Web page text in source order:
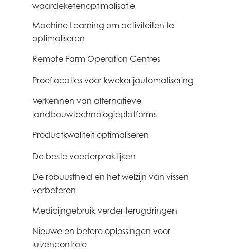
waardeketenoptimalisatie
Machine Learning om activiteiten te
optimaliseren
Remote Farm Operation Centres
Proeflocaties voor kwekerijautomatisering
Verkennen van alternatieve
landbouwtechnologieplatforms
Productkwaliteit optimaliseren
De beste voederpraktijken
De robuustheid en het welzijn van vissen
verbeteren
Medicijngebruik verder terugdringen
Nieuwe en betere oplossingen voor
luizencontrole